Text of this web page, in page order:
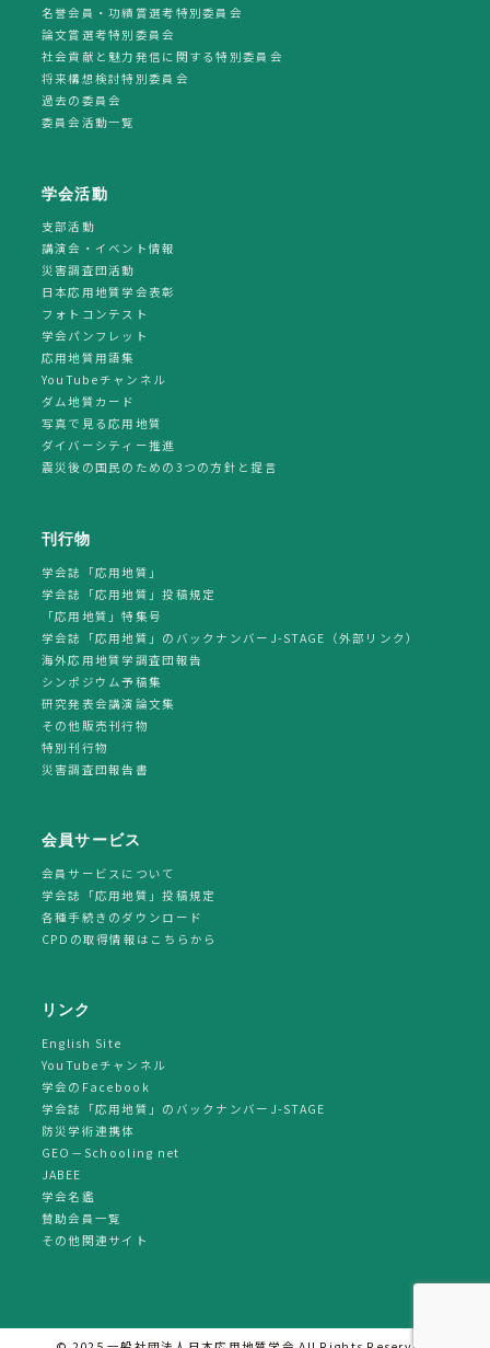
名誉会員・功績賞選考特別委員会
論文賞選考特別委員会
社会貢献と魅力発信に関する特別委員会
将来構想検討特別委員会
過去の委員会
委員会活動一覧
学会活動
支部活動
講演会・イベント情報
災害調査団活動
日本応用地質学会表彰
フォトコンテスト
学会パンフレット
応用地質用語集
YouTubeチャンネル
ダム地質カード
写真で見る応用地質
ダイバーシティー推進
震災後の国民のための3つの方針と提言
刊行物
学会誌「応用地質」
学会誌「応用地質」投稿規定
「応用地質」特集号
学会誌「応用地質」のバックナンバーJ-STAGE（外部リンク）
海外応用地質学調査団報告
シンポジウム予稿集
研究発表会講演論文集
その他販売刊行物
特別刊行物
災害調査団報告書
会員サービス
会員サービスについて
学会誌「応用地質」投稿規定
各種手続きのダウンロード
CPDの取得情報はこちらから
リンク
English Site
YouTubeチャンネル
学会のFacebook
学会誌「応用地質」のバックナンバーJ-STAGE
防災学術連携体
GEO－Schooling net
JABEE
学会名鑑
賛助会員一覧
その他関連サイト